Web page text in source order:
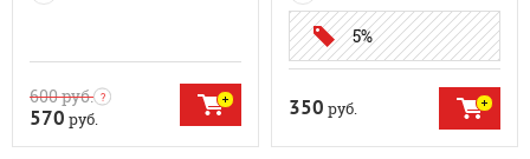
600руб.
570 руб.
5%
350 руб.